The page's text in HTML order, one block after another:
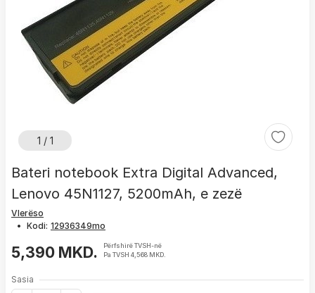
1 / 1
Bateri notebook Extra Digital Advanced,
Lenovo 45N1127, 5200mAh, e zezë
Vlerëso
• Kodi:
5,390 MKD.
Përfshirë TVSH-në
Pa TVSH 4,568 MKD.
Sasia